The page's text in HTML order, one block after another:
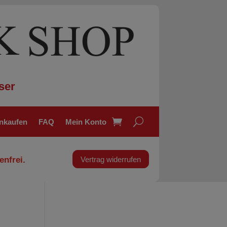
FAQ Mein Konto
Vertrag widerrufen